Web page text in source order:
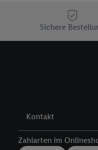
Sichere
Kontakt
Zahlarten im